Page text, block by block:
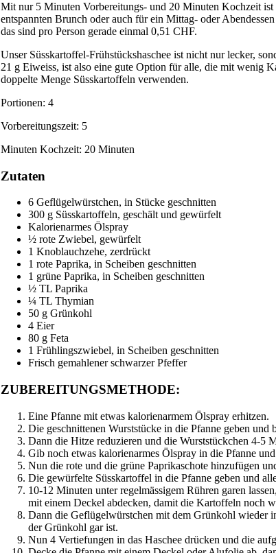
Mit nur 5 Minuten Vorbereitungs- und 20 Minuten Kochzeit
entspannten Brunch oder auch für ein Mittag- oder
das sind pro Person gerade einmal 0,51 CHF.
Unser Süsskartoffel-Frühstückshaschee ist nicht nur lecker,
21 g Eiweiss, ist also eine gute Option für alle, die mit wenig
doppelte Menge Süsskartoffeln verwenden.
Portionen: 4
Vorbereitungszeit: 5
Minuten Kochzeit: 20 Minuten
Zutaten
6 Geflügelwürstchen, in Stücke geschnitten
300 g Süsskartoffeln, geschält und gewürfelt
Kalorienarmes Ölspray
½ rote Zwiebel, gewürfelt
1 Knoblauchzehe, zerdrückt
1 rote Paprika, in Scheiben geschnitten
1 grüne Paprika, in Scheiben geschnitten
½ TL Paprika
¼ TL Thymian
50 g Grünkohl
4 Eier
80 g Feta
1 Frühlingszwiebel, in Scheiben geschnitten
Frisch gemahlener schwarzer Pfeffer
ZUBEREITUNGSMETHODE:
Eine Pfanne mit etwas kalorienarmem Ölspray erhitzen.
Die geschnittenen Wurststücke in die Pfanne geben
Dann die Hitze reduzieren und die Wurststückchen 4-5
Gib noch etwas kalorienarmes Ölspray in die Pfanne
Nun die rote und die grüne Paprikaschote hinzufügen
Die gewürfelte Süsskartoffel in die Pfanne geben und
10-12 Minuten unter regelmässigem Rühren garen
mit einem Deckel abdecken, damit die Kartoffeln noch
Dann die Geflügelwürstchen mit dem Grünkohl wieder
der Grünkohl gar ist.
Nun 4 Vertiefungen in das Haschee drücken und die